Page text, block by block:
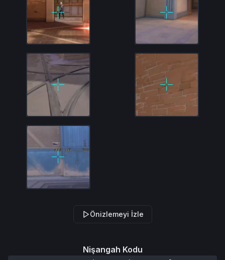
Önizlemeyi İzle
Nişangah Kodu